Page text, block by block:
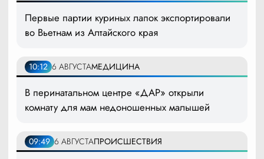
Первые партии куриных лапок экспортировали
во Вьетнам из Алтайского края
10:12 6 АВГУСТАМЕДИЦИНА
В перинатальном центре «ДАР» открыли
комнату для мам недоношенных малышей
09:49 6 АВГУСТАПРОИСШЕСТВИЯ